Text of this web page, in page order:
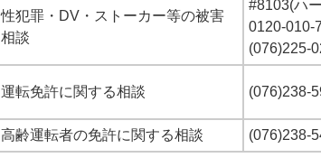
性犯罪・DV・ストーカー等の被害
相談
#8103(ハ
0120-010-
(076)225-
運転免許に関する相談 (076)238-
高齢運転者の免許に関する相談 (076)238-